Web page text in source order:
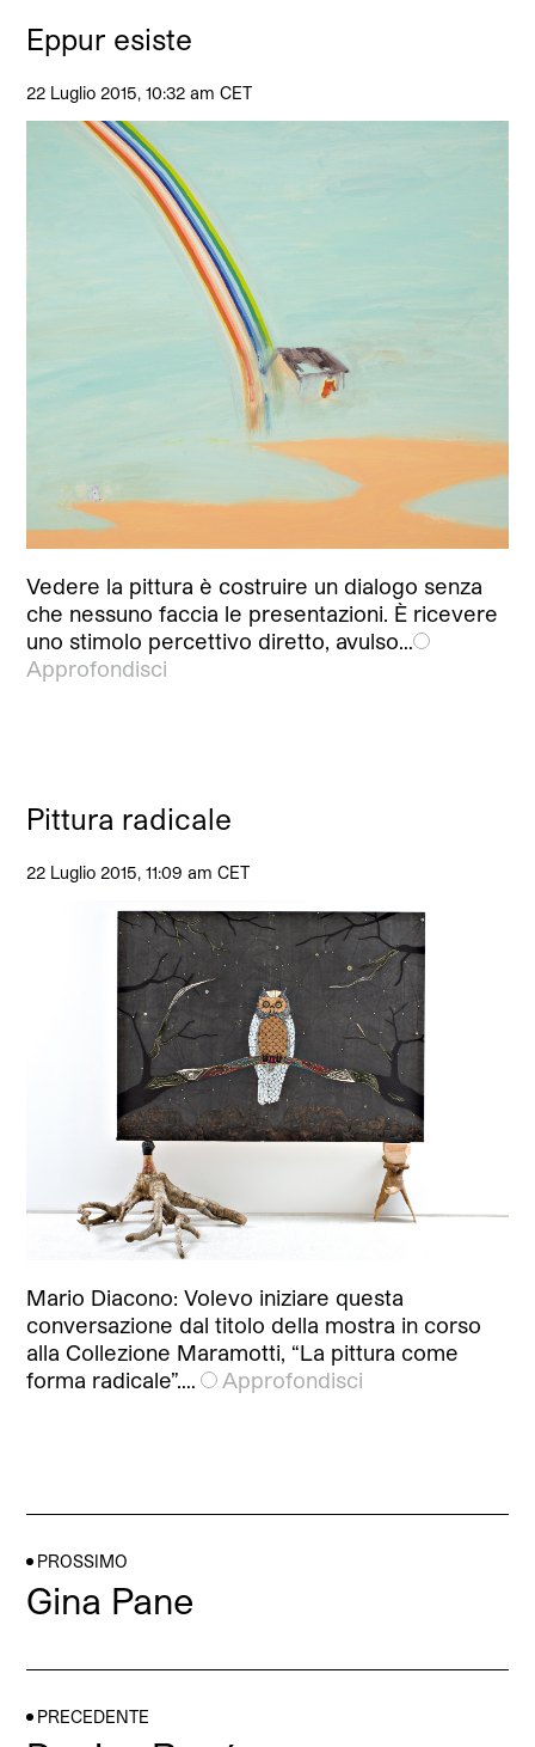
Eppur esiste
22 Luglio 2015, 10:32 am CET
Vedere la pittura è costruire un dialogo senza
che nessuno faccia le presentazioni. È ricevere
uno stimolo percettivo diretto, avulso…
Approfondisci
Pittura radicale
22 Luglio 2015, 11:09 am CET
Mario Diacono: Volevo iniziare questa
conversazione dal titolo della mostra in corso
alla Collezione Maramotti, “La pittura come
forma radicale”.…
Approfondisci
PROSSIMO
Gina Pane
PRECEDENTE